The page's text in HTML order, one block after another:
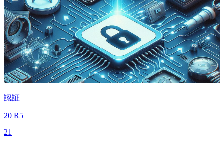
認証
20 R5
21